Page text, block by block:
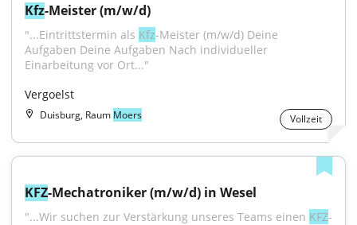
Kfz-Meister (m/w/d)
"...Eintrittstermin als Kfz-Meister (m/w/d) Deine
Aufgaben Deine Aufgaben Nach individueller
Einarbeitung vor Ort..."
Vergoelst
Duisburg, Raum Moers Vollzeit
KFZ-Mechatroniker (m/w/d) in Wesel
"...Wir suchen zur Verstärkung unseres Teams einen KFZ-